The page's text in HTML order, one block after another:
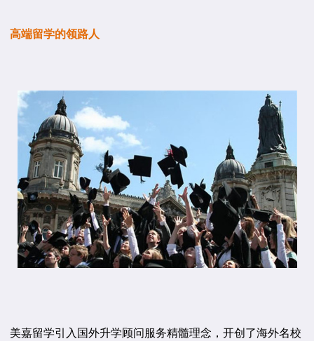
高端留学的领路人
美嘉留学引入国外升学顾问服务精髓理念，开创了海外名校